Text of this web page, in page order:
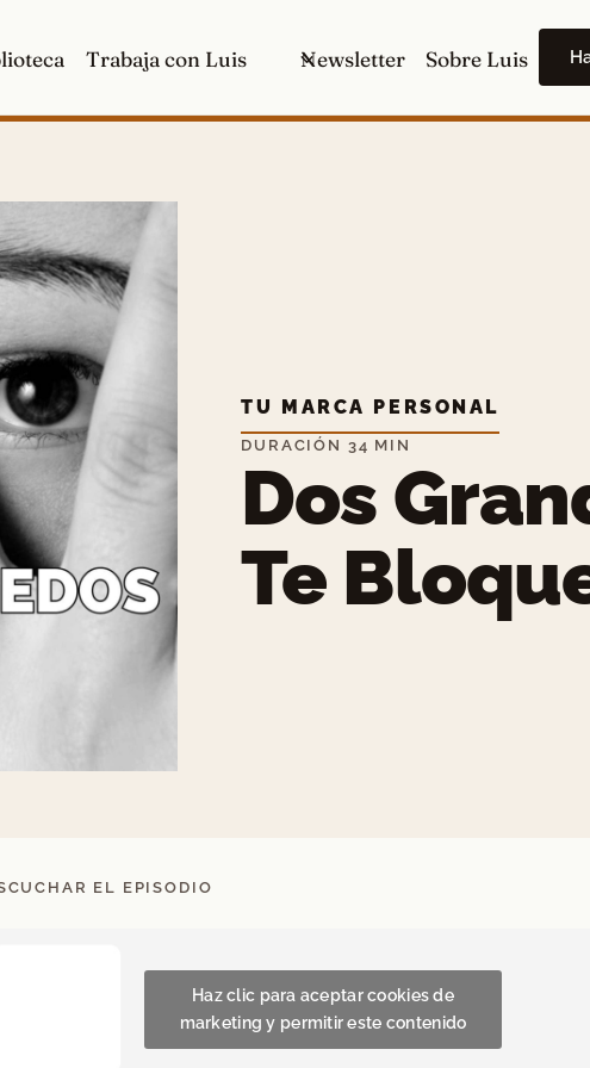
Trabaja con Luis Newsletter Sobre Luis
TU MARCA PERSONAL
DURACIÓN 34 MIN
Dos
Te
EL EPISODIO
Haz clic para aceptar cookies de
marketing y permitir este contenido